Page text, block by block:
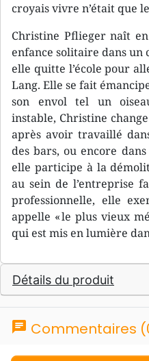
croyais vivre n’était que
Christine Pflieger naît
enfance solitaire dans
elle quitte l’école pour
Lang. Elle se fait
son envol tel un
instable, Christine
après avoir travaillé
des bars, ou encore
elle participe à la
au sein de l’entreprise
professionnelle, elle
appelle « le plus vieux
qui est mis en lumière
Détails du produit
chat Commentaires